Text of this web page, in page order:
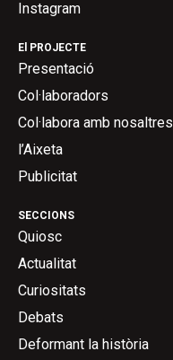
SECCIONS
Quiosc
Actualitat
Curiositats
Debats
Deformant la història
El PROJECTE
Presentació
Col·laboradors
Col·labora amb nosaltres
l’Aixeta
Publicitat
Instagram